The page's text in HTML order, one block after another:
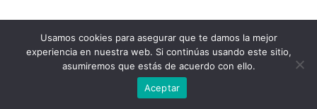
Usamos cookies para asegurar que te damos la mejor
experiencia en nuestra web. Si continúas usando este sitio,
asumiremos que estás de acuerdo con ello.
Aceptar